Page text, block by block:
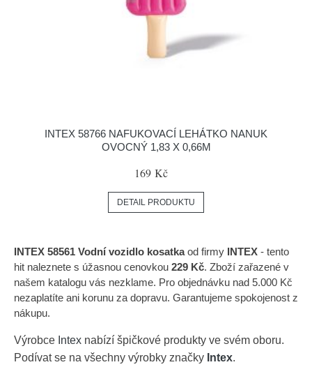
INTEX 58766 NAFUKOVACÍ LEHÁTKO NANUK
OVOCNÝ 1,83 X 0,66M
169 Kč
DETAIL PRODUKTU
INTEX 58561 Vodní vozidlo kosatkaod firmy INTEX - tento
hit naleznete s úžasnou cenovkou 229 Kč. Zboží zařazené v
našem katalogu vás nezklame. Pro objednávku nad 5.000 Kč
nezaplatíte ani korunu za dopravu. Garantujeme spokojenost z
nákupu.
Výrobce Intex nabízí špičkové produkty ve svém oboru.
Podívat se na všechny výrobky značky Intex.